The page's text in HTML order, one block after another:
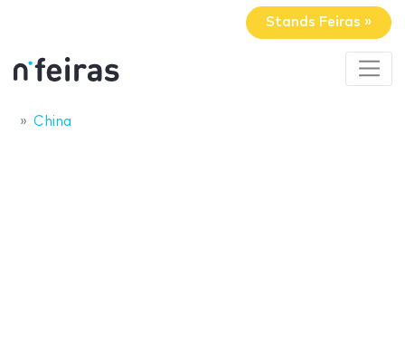
Stands Feiras »
China